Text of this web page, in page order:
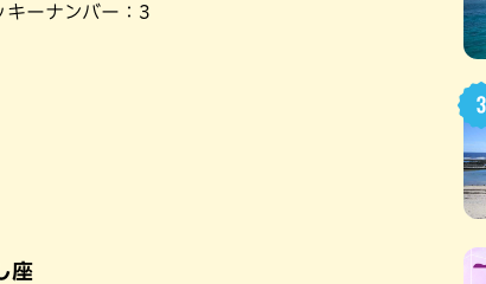
キーナンバー：3
座